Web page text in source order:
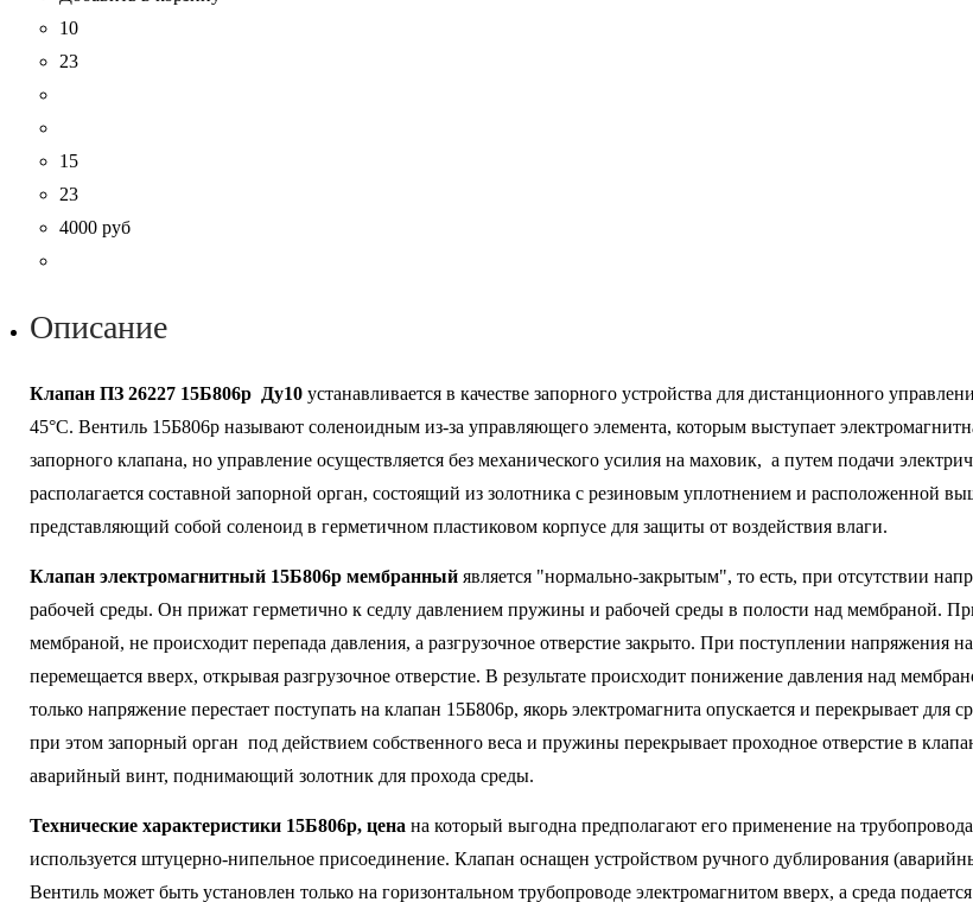
10
23
15
23
4000 руб
Описание
Клапан ПЗ 26227 15Б806р Ду10 устанавливается в качестве запорного устройства для дистанционного
45°С. Вентиль 15Б806р называют соленоидным из-за управляющего элемента, которым выступает
запорного клапана, но управление осуществляется без механического усилия на маховик, а путем подачи
располагается составной запорной орган, состоящий из золотника с резиновым уплотнением и расположенной
представляющий собой соленоид в герметичном пластиковом корпусе для защиты от воздействия влаги.
Клапан электромагнитный 15Б806р мембранный является "нормально-закрытым", то есть, при отсутствии
рабочей среды. Он прижат герметично к седлу давлением пружины и рабочей среды в полости над мембраной.
мембраной, не происходит перепада давления, а разгрузочное отверстие закрыто. При поступлении напряжения
перемещается вверх, открывая разгрузочное отверстие. В результате происходит понижение давления над
только напряжение перестает поступать на клапан 15Б806р, якорь электромагнита опускается и перекрывает
при этом запорный орган под действием собственного веса и пружины перекрывает проходное отверстие в
аварийный винт, поднимающий золотник для прохода среды.
Технические характеристики 15Б806р, цена на который выгодна предполагают его применение на
используется штуцерно-нипельное присоединение. Клапан оснащен устройством ручного дублирования
Вентиль может быть установлен только на горизонтальном трубопроводе электромагнитом вверх, а среда